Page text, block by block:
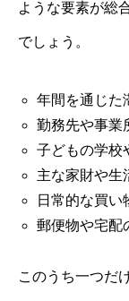
ような要素が総
でしょう。
年間を通じた
勤務先や事業
子どもの学校
主な家財や生
日常的な買い
郵便物や宅配
このうち一つだ